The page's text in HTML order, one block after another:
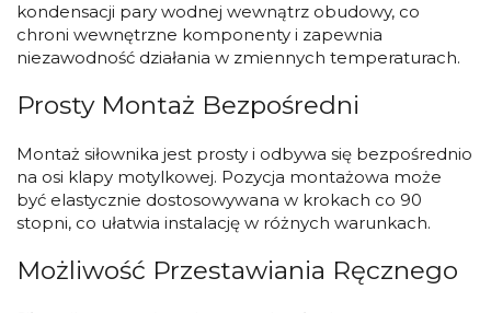
kondensacji pary wodnej wewnątrz obudowy, co
chroni wewnętrzne komponenty i zapewnia
niezawodność działania w zmiennych temperaturach.
Prosty Montaż Bezpośredni
Montaż siłownika jest prosty i odbywa się bezpośrednio
na osi klapy motylkowej. Pozycja montażowa może
być elastycznie dostosowywana w krokach co 90
stopni, co ułatwia instalację w różnych warunkach.
Możliwość Przestawiania Ręcznego